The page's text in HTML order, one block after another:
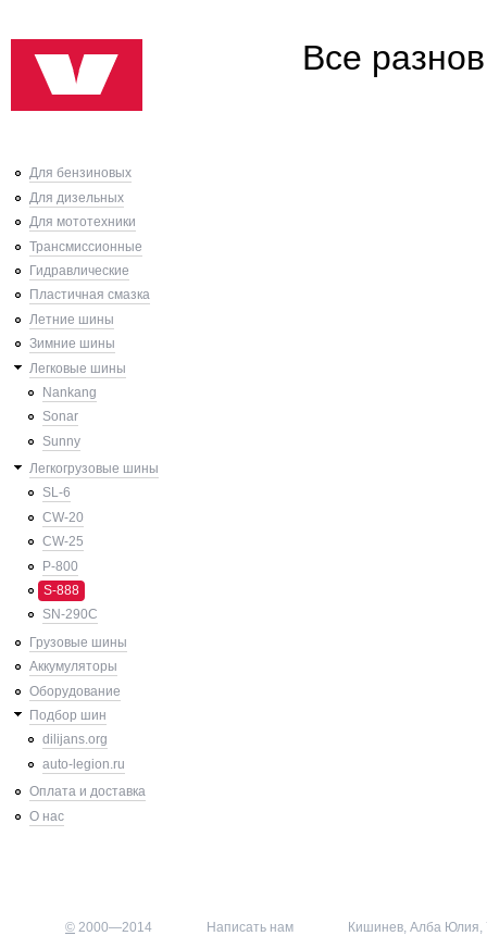
Для бензиновых
Для дизельных
Для мототехники
Трансмиссионные
Гидравлические
Пластичная смазка
Летние шины
Зимние шины
Легковые шины
Nankang
Sonar
Sunny
Легкогрузовые шины
SL-6
CW-20
CW-25
P-800
S-888
SN-290C
Грузовые шины
Аккумуляторы
Оборудование
Подбор шин
dilijans.org
auto-legion.ru
Оплата и доставка
О нас
Все
© 2000—2014
Написать нам
Кишинев, Алба Юлия,